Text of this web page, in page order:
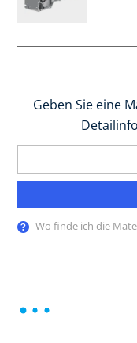
Geben Sie eine
Wo finde ich die